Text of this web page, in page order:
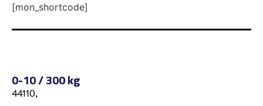
[mon_shortcode]
0-10 / 300 kg
44110,